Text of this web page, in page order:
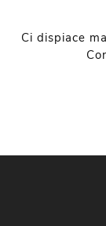
Ci dispiace